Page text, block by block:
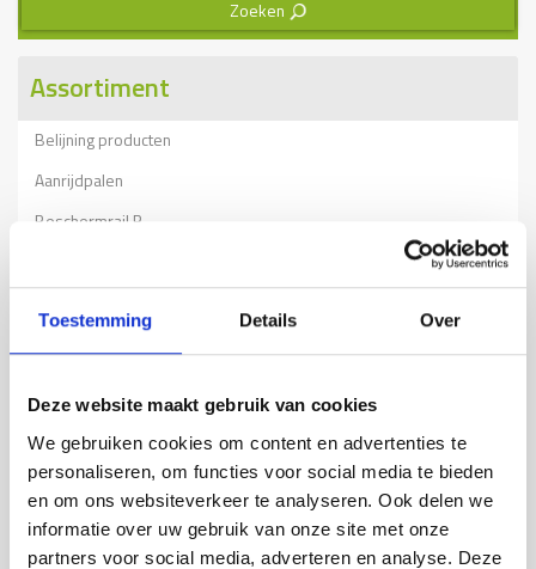
Toestemming Details Over
Deze website maakt gebruik van cookies
We gebruiken cookies om content en advertenties te
personaliseren, om functies voor social media te bieden
en om ons websiteverkeer te analyseren. Ook delen we
informatie over uw gebruik van onze site met onze
partners voor social media, adverteren en analyse. Deze
Zoeken 3
Assortiment
Belijning producten
Aanrijdpalen
Beschermrail B
Stellingbescherming
Verkeersdrempels
Tijdelijke afzettingen